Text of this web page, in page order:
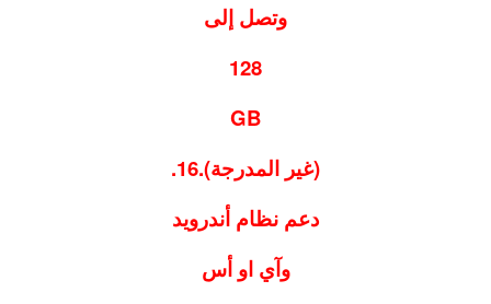
وتصل إلى
128
GB
(غير المدرجة).16.
دعم نظام أندرويد
وآي او أس